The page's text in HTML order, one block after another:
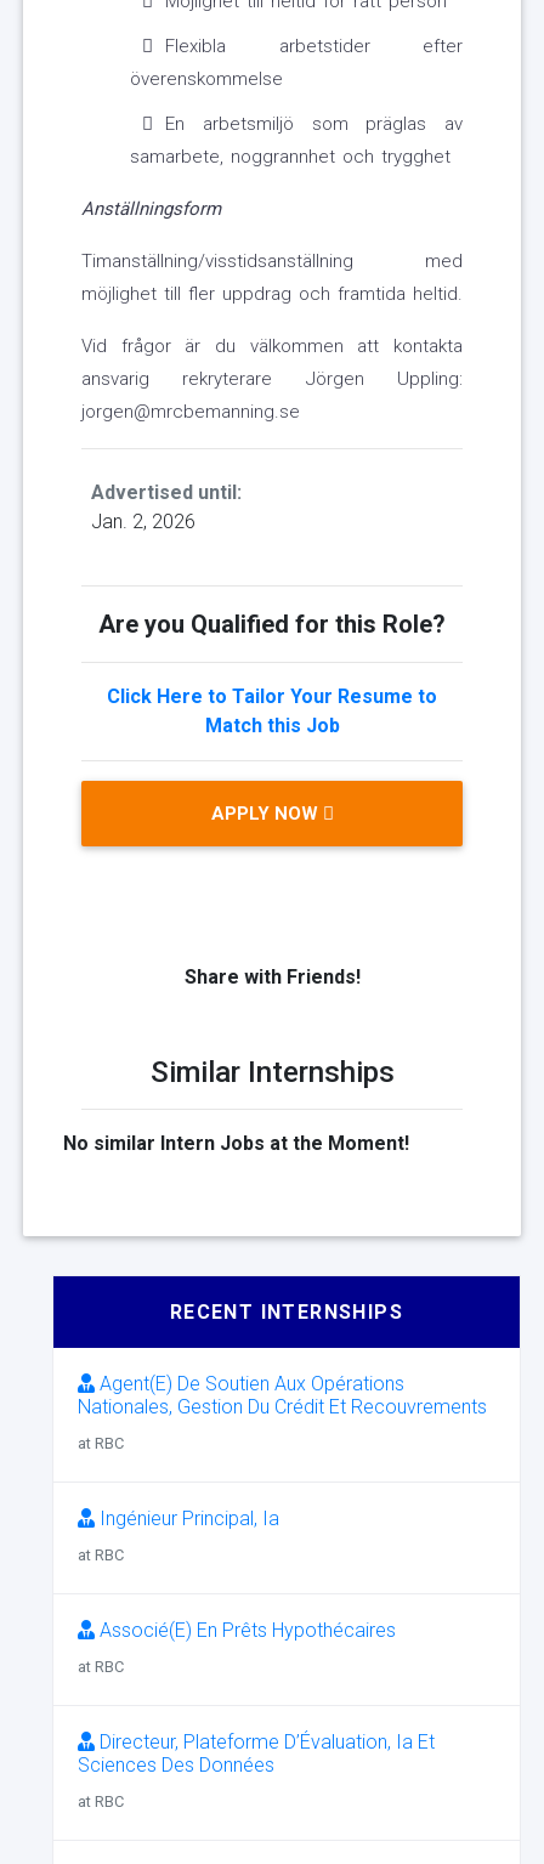
Flexibla arbetstider efter
överenskommelse
En arbetsmiljö som präglas av
samarbete, noggrannhet och trygghet
Anställningsform
Timanställning/visstidsanställning med
möjlighet till fler uppdrag och framtida heltid.
Vid frågor är du välkommen att kontakta
ansvarig rekryterare Jörgen Uppling:
jorgen@mrcbemanning.se
Advertised until:
Jan. 2, 2026
Are you Qualified for this Role?
Click Here to Tailor Your Resume to
Match this Job
APPLY NOW
Share with Friends!
Similar Internships
No similar Intern Jobs at the Moment!
RECENT INTERNSHIPS
Agent(E) De Soutien Aux Opérations
Nationales, Gestion Du Crédit Et Recouvrements
at RBC
Ingénieur Principal, Ia
at RBC
Associé(E) En Prêts Hypothécaires
at RBC
Directeur, Plateforme D’Évaluation, Ia Et
Sciences Des Données
at RBC